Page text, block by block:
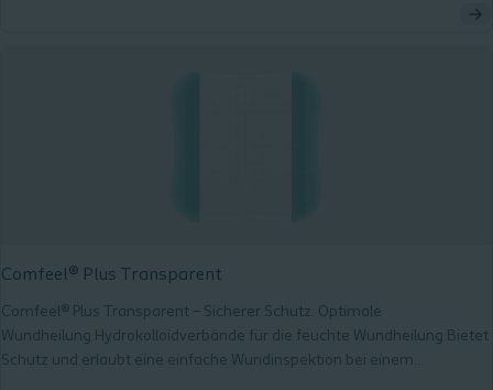
Comfeel® Plus Transparent
Comfeel® Plus Transparent – Sicherer Schutz. Optimale
Wundheilung.Hydrokolloidverbände für die feuchte Wundheilung.Bietet
Schutz und erlaubt eine einfache Wundinspektion bei einem